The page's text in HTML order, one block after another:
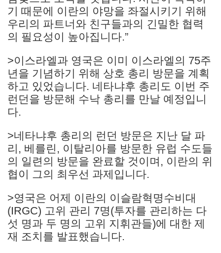
기 때문에 이란의 야망을 좌절시키기 위해
우리의 파트너와 친구들과의 긴밀한 협력
의 필요성이 높아집니다.”
>이스라엘과 영국은 이미 이스라엘의 75주
년을 기념하기 위해 상호 총리 방문을 계획
하고 있었습니다. 네타냐후 총리도 이번 주
런던을 방문해 수낙 총리를 만날 예정입니
다.
>네타냐후 총리의 런던 방문은 지난 달 파
리, 베를린, 이탈리아를 방문한 유럽 수도들
의 일련의 방문을 완료할 것이며, 이란의 위
협이 그의 최우선 과제입니다.
>영국은 어제 이란의 이슬람혁명수비대
(IRGC) 고위 관리 7명(투자를 관리하는 다
섯 명과 두 명의 고위 지휘관들)에 대한 제
재 조치를 발표했습니다.